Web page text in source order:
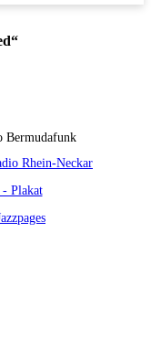
Rhein-Neckar